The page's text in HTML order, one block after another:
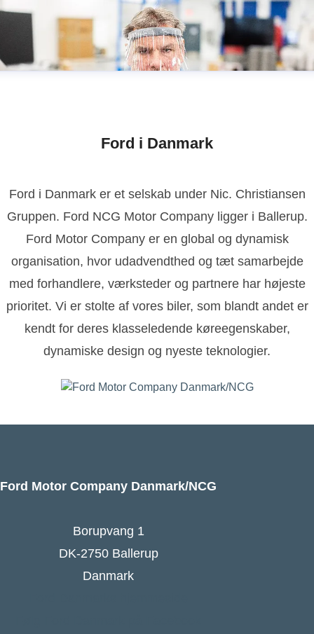
Ford i Danmark
Ford i Danmark er et selskab under Nic. Christiansen
Gruppen. Ford NCG Motor Company ligger i Ballerup.
Ford Motor Company er en global og dynamisk
organisation, hvor udadvendthed og tæt samarbejde
med forhandlere, værksteder og partnere har højeste
prioritet. Vi er stolte af vores biler, som blandt andet er
kendt for deres klasseledende køreegenskaber,
dynamiske design og nyeste teknologier.
Ford Motor Company Danmark/NCG
Borupvang 1
DK-2750 Ballerup
Danmark